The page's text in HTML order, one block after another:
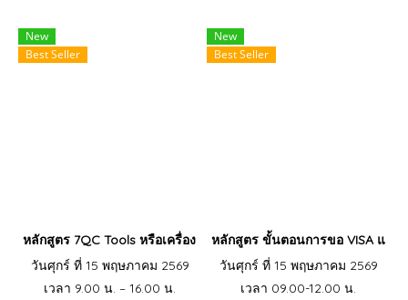
New
Best Seller
หลักสูตร 7QC Tools หรือเครื่องมือคุณภาพ 7 อย่าง สำหรับการแก้ไ
วันศุกร์ ที่ 15 พฤษภาคม 2569
เวลา 9.00 น. – 16.00 น.
New
Best Seller
หลักสูตร ขั้นตอนการขอ VISA และ
วันศุกร์ ที่ 15 พฤษภาคม 2569
เวลา 09.00-12.00 น.